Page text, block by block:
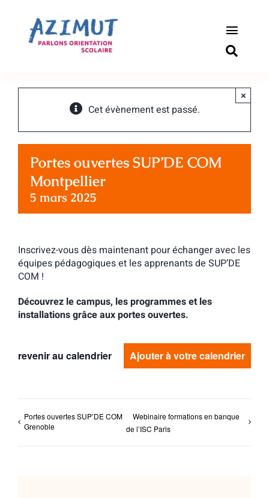
contenu
Toggle
Outils
Qui
Cet évènement est passé.
×
Portes ouvertes SUP’DE COM
Montpellier
5 mars 2025
Inscrivez-vous dès maintenant pour échanger avec les
équipes pédagogiques et les apprenants de SUP’DE
COM !
Découvrez le campus, les programmes et les
installations grâce aux portes ouvertes.
revenir au calendrier Ajouter à votre calendrier
Portes ouvertes SUP’DE COM
Grenoble
Webinaire formations en banque
de l’ISC Paris